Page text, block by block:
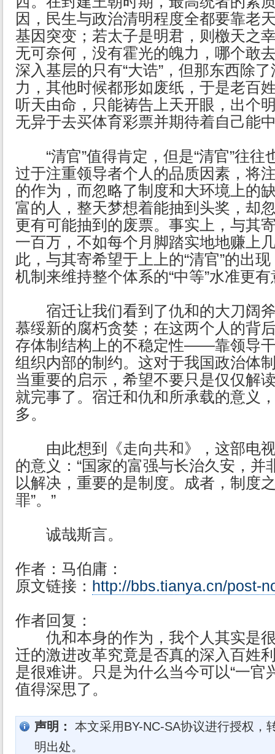
因，民生与政治清明程度全都要靠老
基因突变；若太子是明君，则檄天之
无可奈何，没有霍光的魄力，哪个敢
深入基层的只有“大诰”，但那东西除
力，其他时候都形如废纸，于是老百
听天由命，只能祷告上天开眼，出个
无异于去买体育彩票并期待着自己能
“清官”值得肯定，但是“清官”往往
过于注重领导者个人的品质因素，将
的作为，而忽略了制度和大环境上的
富的人，整天梦想着能抽到头奖，却
更有可能抽到的废票。事实上，与其
一百万，不如每个月脚踏实地地赚上
此，与其寄希望于上上的“清官”的出
机制来维持整个体系的“中等”水准更
宿迁让我们看到了仇和的大刀阔斧
慕绥新的腐朽贪婪；在这两个人的背
存体制结构上的不稳定性——靠领导
组织内部的制约。这对于我国政治体
当重要的启示，希望不要只是仅仅解
就完事了。宿迁和仇和所承载的意义
多。
由此想到《走向共和》，这部电视
的意义：“国家的富强与长治久安，并
以解决，重要的是制度。成者，制度
罪”。”
诚哉斯言。
作者：马伯庸：
原文链接： http://bbs.tianya.cn/post-
作者回复：
仇和本身的作为，我个人其实是很
迁的激进改革究竟是否真的深入百姓
是很难讲。只是为什么当今可以“一官
值得深思了。
声明： 本文采用BY-NC-SA协议进行授权，
明出处。